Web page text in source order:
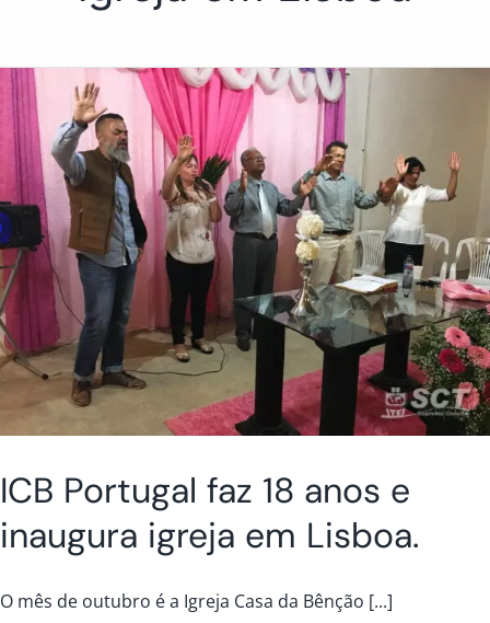
Contato
ICB Portugal faz 18 anos e
inaugura igreja em Lisboa.
O mês de outubro é a Igreja Casa da Bênção [...]